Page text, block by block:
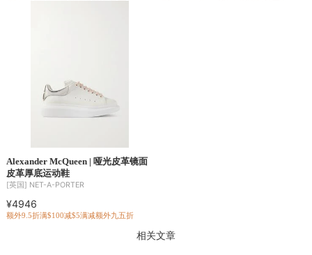
Alexander McQueen | 哑光皮革镜面
皮革厚底运动鞋
[英国] NET-A-PORTER
¥4946
额外9.5折满$100减$5满减额外九五折
相关文章